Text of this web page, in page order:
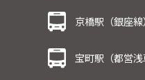
京橋駅（銀座
宝町駅（都営